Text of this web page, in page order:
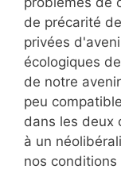
de précarité
privées
écologiques
de notre
peu
dans les deux
à un
nos